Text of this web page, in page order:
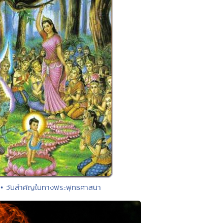
• วันสำคัญในทางพระพุทธศาสนา